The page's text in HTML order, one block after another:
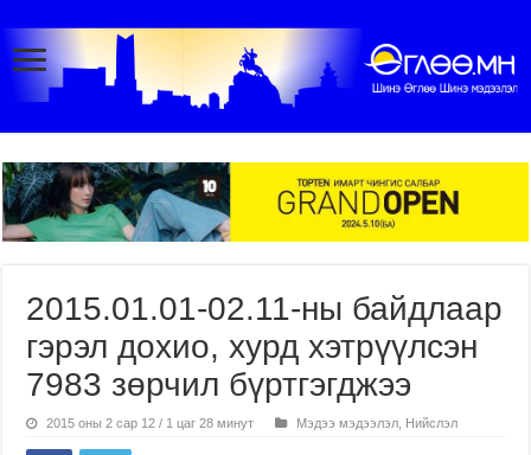
2015.01.01-02.11-ны байдлаар
гэрэл дохио, хурд хэтрүүлсэн
7983 зөрчил бүртгэгджээ
2015 оны 2 сар 12 / 1 цаг 28 минут Мэдээ мэдээлэл Нийслэл